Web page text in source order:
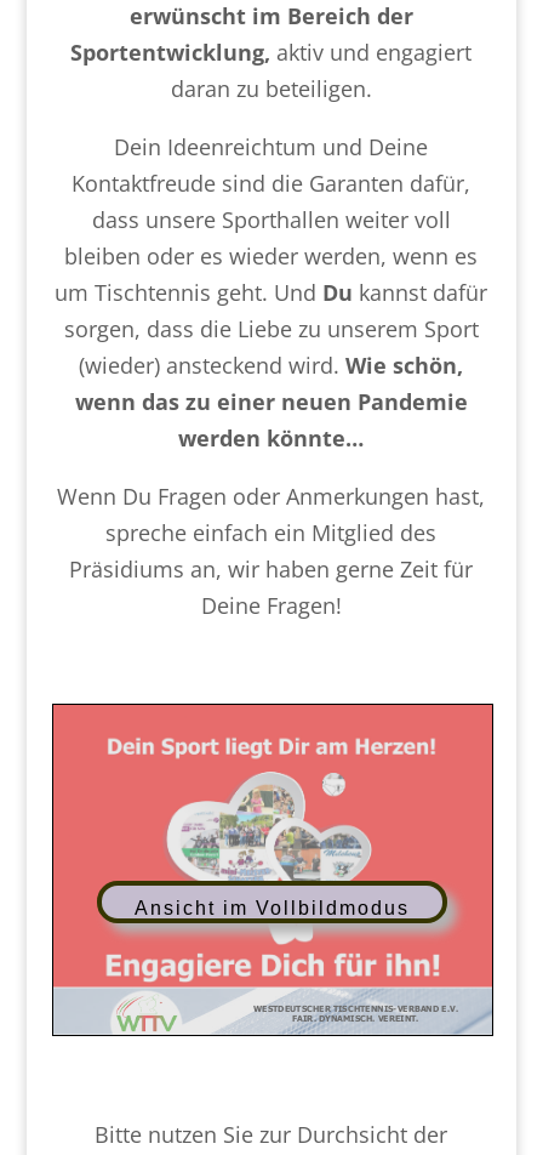
erwünscht im Bereich der
Sportentwicklung, aktiv und engagiert
daran zu beteiligen.
Dein Ideenreichtum und Deine
Kontaktfreude sind die Garanten dafür,
dass unsere Sporthallen weiter voll
bleiben oder es wieder werden, wenn es
um Tischtennis geht. Und Du kannst dafür
sorgen, dass die Liebe zu unserem Sport
(wieder) ansteckend wird.Wie schön,
wenn das zu einer neuen Pandemie
werden könnte…
Wenn Du Fragen oder Anmerkungen hast,
spreche einfach ein Mitglied des
Präsidiums an, wir haben gerne Zeit für
Deine Fragen!
Ansicht im Vollbildmodus
Bitte nutzen Sie zur Durchsicht der